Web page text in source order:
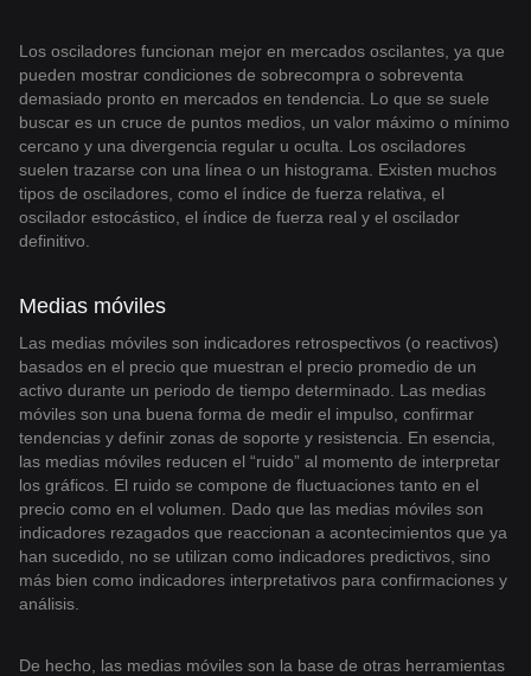
Los osciladores funcionan mejor en mercados oscilantes, ya que
pueden mostrar condiciones de sobrecompra o sobreventa
demasiado pronto en mercados en tendencia. Lo que se suele
buscar es un cruce de puntos medios, un valor máximo o mínimo
cercano y una divergencia regular u oculta. Los osciladores
suelen trazarse con una línea o un histograma. Existen muchos
tipos de osciladores, como el índice de fuerza relativa, el
oscilador estocástico, el índice de fuerza real y el oscilador
definitivo.
Medias móviles
Las medias móviles son indicadores retrospectivos (o reactivos)
basados en el precio que muestran el precio promedio de un
activo durante un periodo de tiempo determinado. Las medias
móviles son una buena forma de medir el impulso, confirmar
tendencias y definir zonas de soporte y resistencia. En esencia,
las medias móviles reducen el “ruido” al momento de interpretar
los gráficos. El ruido se compone de fluctuaciones tanto en el
precio como en el volumen. Dado que las medias móviles son
indicadores rezagados que reaccionan a acontecimientos que ya
han sucedido, no se utilizan como indicadores predictivos, sino
más bien como indicadores interpretativos para confirmaciones y
análisis.
De hecho, las medias móviles son la base de otras herramientas